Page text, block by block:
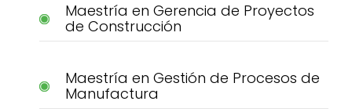
Maestría en Gerencia de Proyectos
de Construcción
Maestría en Gestión de Procesos de
Manufactura